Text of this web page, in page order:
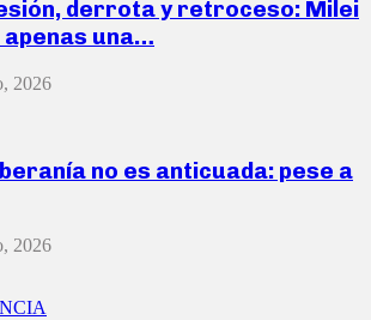
derrota y retroceso: Milei
apenas una…
2026
no es anticuada: pese a
2026